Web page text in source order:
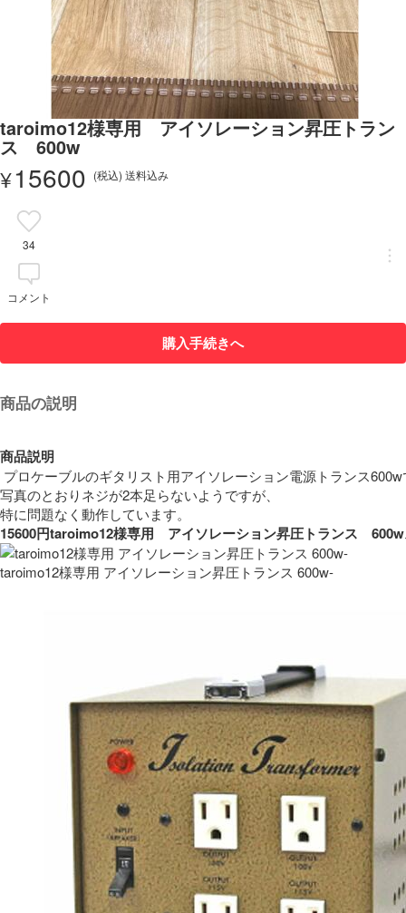
taroimo12様専用 アイソレーション昇圧トラン
ス 600w
¥15600 (税込) 送料込み
34
コメント
購入手続きへ
商品の説明
商品説明
プロケーブルのギタリスト用アイソレーション電源トランス
写真のとおりネジが2本足らないようですが、
15600円taroimo12様専用　アイソレーション昇圧トランス　
taroimo12様専用 アイソレーション昇圧トランス 600w-